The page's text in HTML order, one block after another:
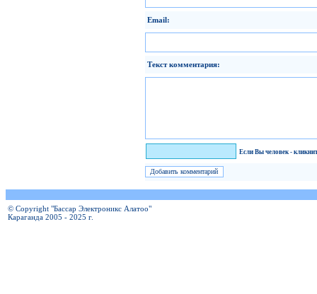
Email:
Текст комментария:
Если Вы человек -
© Copyright "Бассар Электроникс Алатоо"
Караганда 2005 - 2025 г.